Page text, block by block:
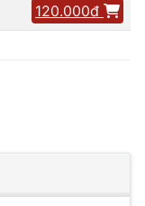
120.000đ